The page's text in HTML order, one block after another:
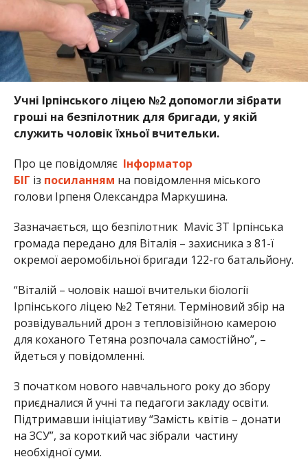
Учні Ірпінського ліцею №2 допомогли зібрати
гроші на безпілотник для бригади, у якій
служить чоловік їхньої вчительки.
Про це повідомляє Інформатор
БІГ із посиланням на повідомлення міського
голови Ірпеня Олександра Маркушина.
Зазначається, що безпілотник Mavic 3T Ірпінська
громада передано для Віталія – захисника з 81-ї
окремої аеромобільної бригади 122-го батальйону.
“Віталій – чоловік нашої вчительки біології
Ірпінського ліцею №2 Тетяни. Терміновий збір на
розвідувальний дрон з тепловізійною камерою
для коханого Тетяна розпочала самостійно”, –
йдеться у повідомленні.
З початком нового навчального року до збору
приєдналися й учні та педагоги закладу освіти.
Підтримавши ініціативу “Замість квітів – донати
на ЗСУ”, за короткий час зібрали частину
необхідної суми.